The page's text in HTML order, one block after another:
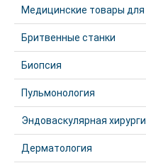
Медицинские товары для
Бритвенные станки
Биопсия
Пульмонология
Эндоваскулярная
Дерматология